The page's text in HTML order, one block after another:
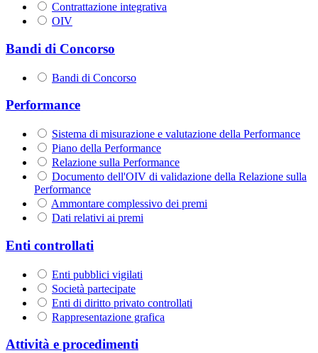
Contrattazione integrativa
OIV
Bandi di Concorso
Bandi di Concorso
Performance
Sistema di misurazione e valutazione della Performance
Piano della Performance
Relazione sulla Performance
Documento dell'OIV di validazione della Relazione sulla
Performance
Ammontare complessivo dei premi
Dati relativi ai premi
Enti controllati
Enti pubblici vigilati
Società partecipate
Enti di diritto privato controllati
Rappresentazione grafica
Attività e procedimenti